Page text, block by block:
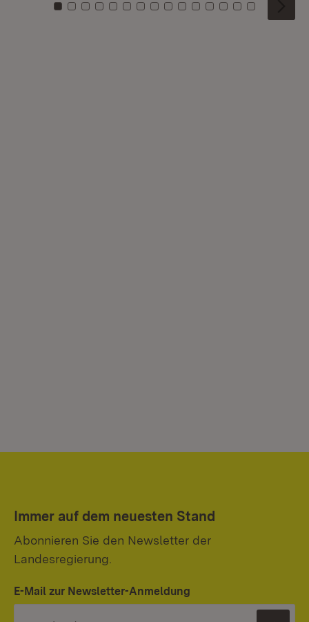
Zu Kachel: 0
Zu Kachel: 1
Zu Kachel: 2
Zu Kachel: 3
Zu Kachel: 4
Zu Kachel: 5
Zu Kachel: 6
Zu Kachel: 7
Zu Kachel: 8
Zu Kachel: 9
Zu Kachel: 10
Zu Kachel: 11
Zu Kachel: 12
Zu Kachel:
Zu
Immer auf dem neuesten Stand
Abonnieren Sie den Newsletter der
Landesregierung.
E-Mail zur Newsletter-Anmeldung